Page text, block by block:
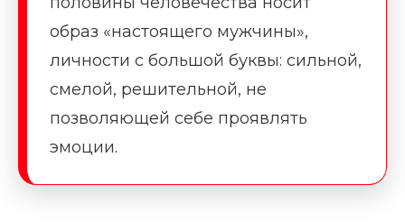
образ «настоящего мужчины»,
личности с большой буквы: сильной,
смелой, решительной, не
позволяющей себе проявлять
эмоции.